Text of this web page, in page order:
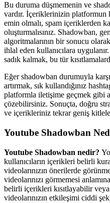
Bu duruma düşmemenin ve
vardır. İçeriklerinizin platformun
emin olmalı, spam içeriklerden
oluşturmalısınız. Shadowban,
algoritmalarının bir sonucu
ihlal eden kullanıcılara
sadık kalmak, bu tür
Eğer shadowban durumuyla
artırmak, sık kullandığınız
platformla iletişime geçmek gibi
çözebilirsiniz. Sonuçta, doğru
ve içerikleriniz tekrar geniş
Youtube Shadowban
Youtube Shadowban nedir?
kullanıcıların içerikleri belirli
videolarınızın önerilerde
videolarınızı görmemesi
belirli içerikleri kısıtlayabilir
videolarınızın etkileşimi ciddi